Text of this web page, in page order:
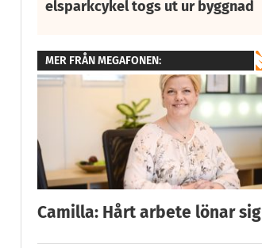
elsparkcykel togs ut ur byggnad
MER FRÅN MEGAFONEN:
Camilla: Hårt arbete lönar sig